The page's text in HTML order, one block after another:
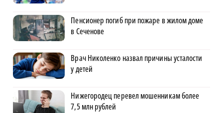
Пенсионер погиб при пожаре в жилом доме
в Сеченове
Врач Николенко назвал причины усталости
у детей
Нижегородец перевел мошенникам более
7,5 млн рублей